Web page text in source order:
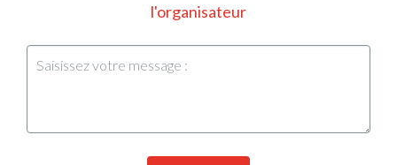
l'organisateur